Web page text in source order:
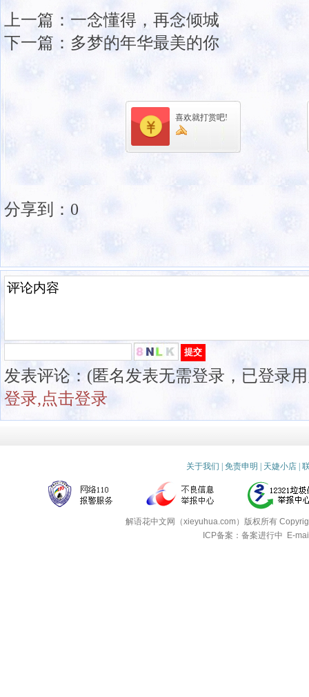
上一篇： 一念懂得，再念倾城
下一篇： 多梦的年华最美的你
喜欢就打赏吧!
分享到： 0
发表评论：(匿名发表无需登录，已登录
登录,点击登录
关于我们 免责申明 天婕小店
解语花中文网（xieyuhua.com）版权所有
ICP备案：备案进行中
E-